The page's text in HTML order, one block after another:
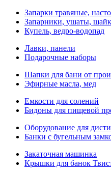
Запарки травяные,
Запарники, ушаты,
Купель, ведро-водопад
Лавки, панели
Подарочные наборы
Шапки для бани от
Эфирные масла, мед
Емкости для солений
Бидоны для пищевой
Оборудование для
Банки с бугельным
Закаточная машинка
Крышки для банок